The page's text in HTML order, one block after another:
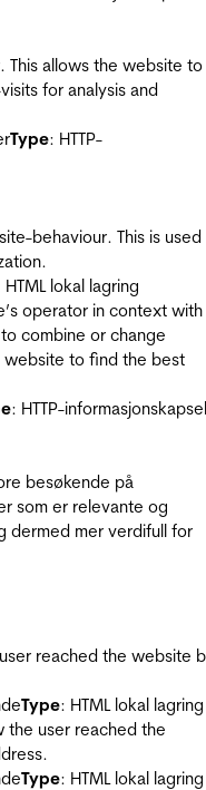
This allows the website to
for analysis and
Type: HTTP-
behaviour. This is used
HTML lokal lagring
operator in context with
combine or change
website to find the best
: HTTP-informasjonskapsel
besøkende på
som er relevante og
dermed mer verdifull for
reached the website
Type: HTML lokal lagring
the user reached the
Type: HTML lokal lagring